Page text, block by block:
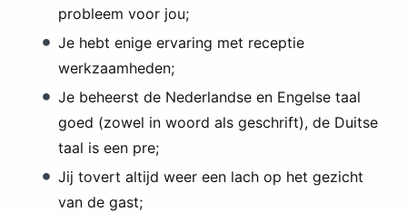
probleem voor jou;
Je hebt enige ervaring met receptie
werkzaamheden;
Je beheerst de Nederlandse en Engelse taal
goed (zowel in woord als geschrift), de Duitse
taal is een pre;
Jij tovert altijd weer een lach op het gezicht
van de gast;